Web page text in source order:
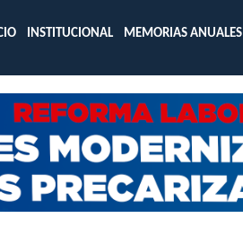
INSTITUCIONAL MEMORIAS ANUALES